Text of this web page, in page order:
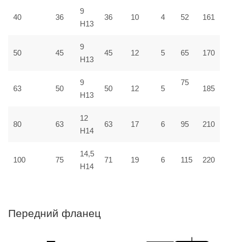
40 36
9
H13
36 10 4 52 161
50 45
9
H13
45 12 5 65 170
63 50
9
H13
50 12 5
75
185
80 63
12
H14
63 17 6 95 210
100 75
14,5
H14
71 19 6 115 220
Передний фланец